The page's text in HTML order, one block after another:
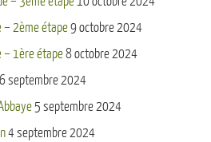
– 2ème étape9 octobre 2024
– 1ère étape8 octobre 2024
6 septembre 2024
5 septembre 2024
4 septembre 2024